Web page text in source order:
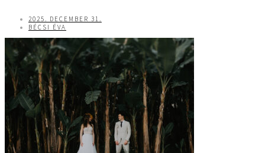
2025. DECEMBER 31.
BÉCSI ÉVA